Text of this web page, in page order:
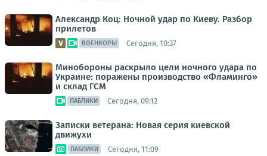
Александр Коц: Ночной удар по Киеву. Разбор
прилетов
ВОЕНКОРЫ Сегодня, 10:37
Минобороны раскрыло цели ночного удара по
Украине: поражены производство «Фламинго»
и склад ГСМ
ПАБЛИКИ Сегодня, 09:12
Записки ветерана: Новая серия киевской
движухи
ПАБЛИКИ Сегодня, 11:09